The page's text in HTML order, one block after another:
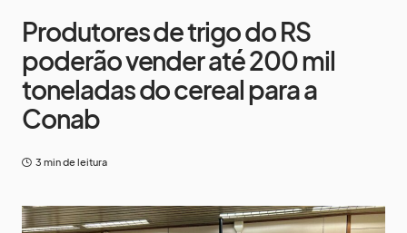
Produtores de trigo do RS
poderão vender até 200 mil
toneladas do cereal para a
Conab
3 min de leitura